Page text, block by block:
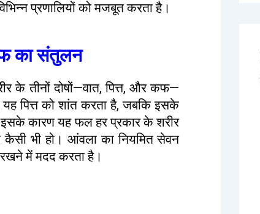
प्रणालियों को मजबूत करता है।
का संतुलन
के तीनों दोषों—वात, पित्त, और कफ—
पित्त को शांत करता है, जबकि इसके
कारण यह फल हर प्रकार के शरीर
कैसी भी हो। आंवला का नियमित सेवन
में मदद करता है।